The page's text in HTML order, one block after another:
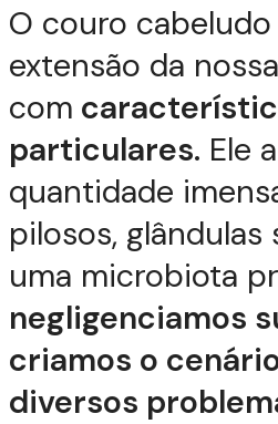
O couro
extensão da
com
particulares. Ele
quantidade
pilosos, glândulas
uma microbiota
negligenciamos
criamos o
diversos